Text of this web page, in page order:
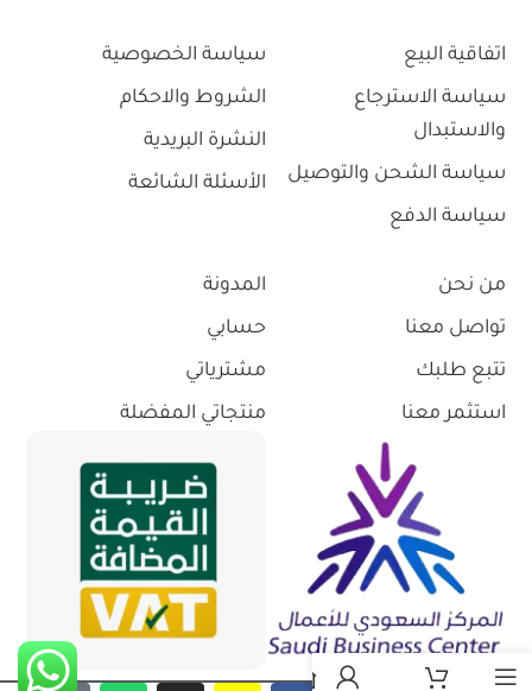
اتفاقية البيع
سياسة الاسترجاع
والاستبدال
سياسة الشحن والتوصيل
سياسة الدفع
سياسة الخصوصية
الشروط والاحكام
النشرة البريدية
الأسئلة الشائعة
من نحن
تواصل معنا
تتبع طلبك
استثمر معنا
المدونة
حسابي
مشترياتي
منتجاتي المفضلة